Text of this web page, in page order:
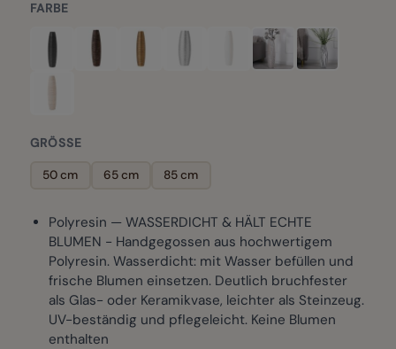
FARBE
GRÖSSE
50 cm 65 cm 85 cm
Polyresin — WASSERDICHT & HÄLT ECHTE
BLUMEN - Handgegossen aus hochwertigem
Polyresin. Wasserdicht: mit Wasser befüllen und
frische Blumen einsetzen. Deutlich bruchfester
als Glas- oder Keramikvase, leichter als Steinzeug.
UV-beständig und pflegeleicht. Keine Blumen
enthalten